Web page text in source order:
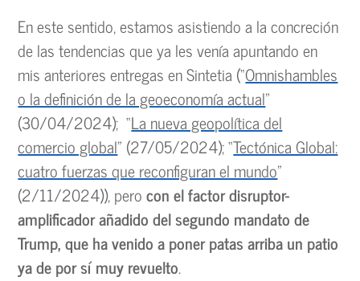
En este sentido, estamos asistiendo a la concreción
de las tendencias que ya les venía apuntando en
mis anteriores entregas en Sintetia (“Omnishambles
o la definición de la geoeconomía actual”
(30/04/2024); “La nueva geopolítica del
comercio global” (27/05/2024); “Tectónica Global:
cuatro fuerzas que reconfiguran el mundo”
(2/11/2024)), perocon el factor disruptor-
amplificador añadido del segundo mandato de
Trump, que ha venido a poner patas arriba un patio
ya de por sí muy revuelto.